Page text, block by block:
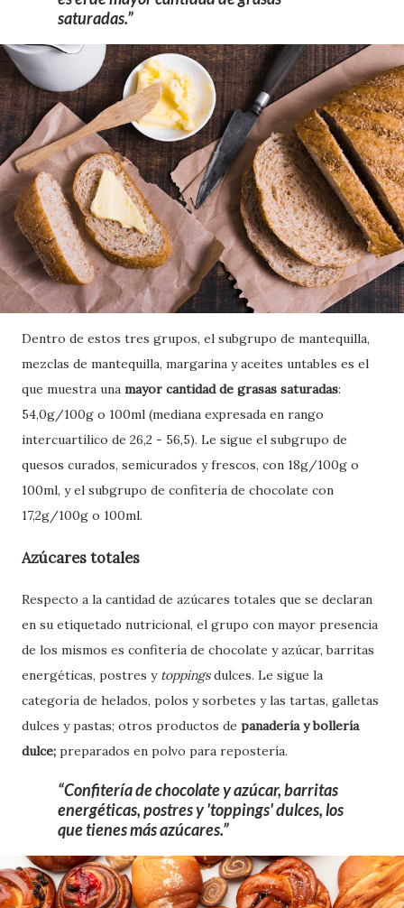
saturadas.
Dentro de estos tres grupos, el subgrupo de mantequilla,
mezclas de mantequilla, margarina y aceites untables es el
que muestra una mayor cantidad de grasas saturadas:
54,0g/100g o 100ml (mediana expresada en rango
intercuartílico de 26,2 - 56,5). Le sigue el subgrupo de
quesos curados, semicurados y frescos, con 18g/100g o
100ml, y el subgrupo de confitería de chocolate con
17,2g/100g o 100ml.
Azúcares totales
Respecto a la cantidad de azúcares totales que se declaran
en su etiquetado nutricional, el grupo con mayor presencia
de los mismos es confitería de chocolate y azúcar, barritas
energéticas, postres y toppingsdulces. Le sigue la
categoría de helados, polos y sorbetes y las tartas, galletas
dulces y pastas; otros productos de panadería y bollería
dulce; preparados en polvo para repostería.
Confitería de chocolate y azúcar, barritas
energéticas, postres y 'toppings' dulces, los
que tienes más azúcares.